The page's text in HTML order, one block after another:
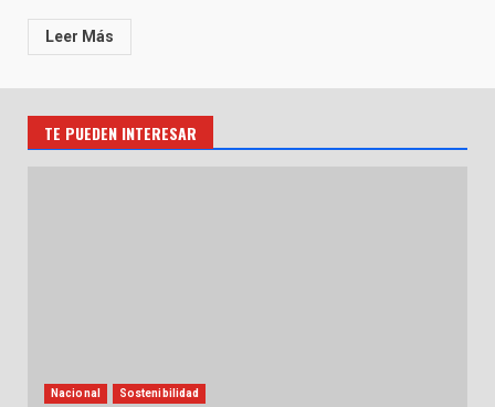
Leer Más
TE PUEDEN INTERESAR
Nacional Sostenibilidad